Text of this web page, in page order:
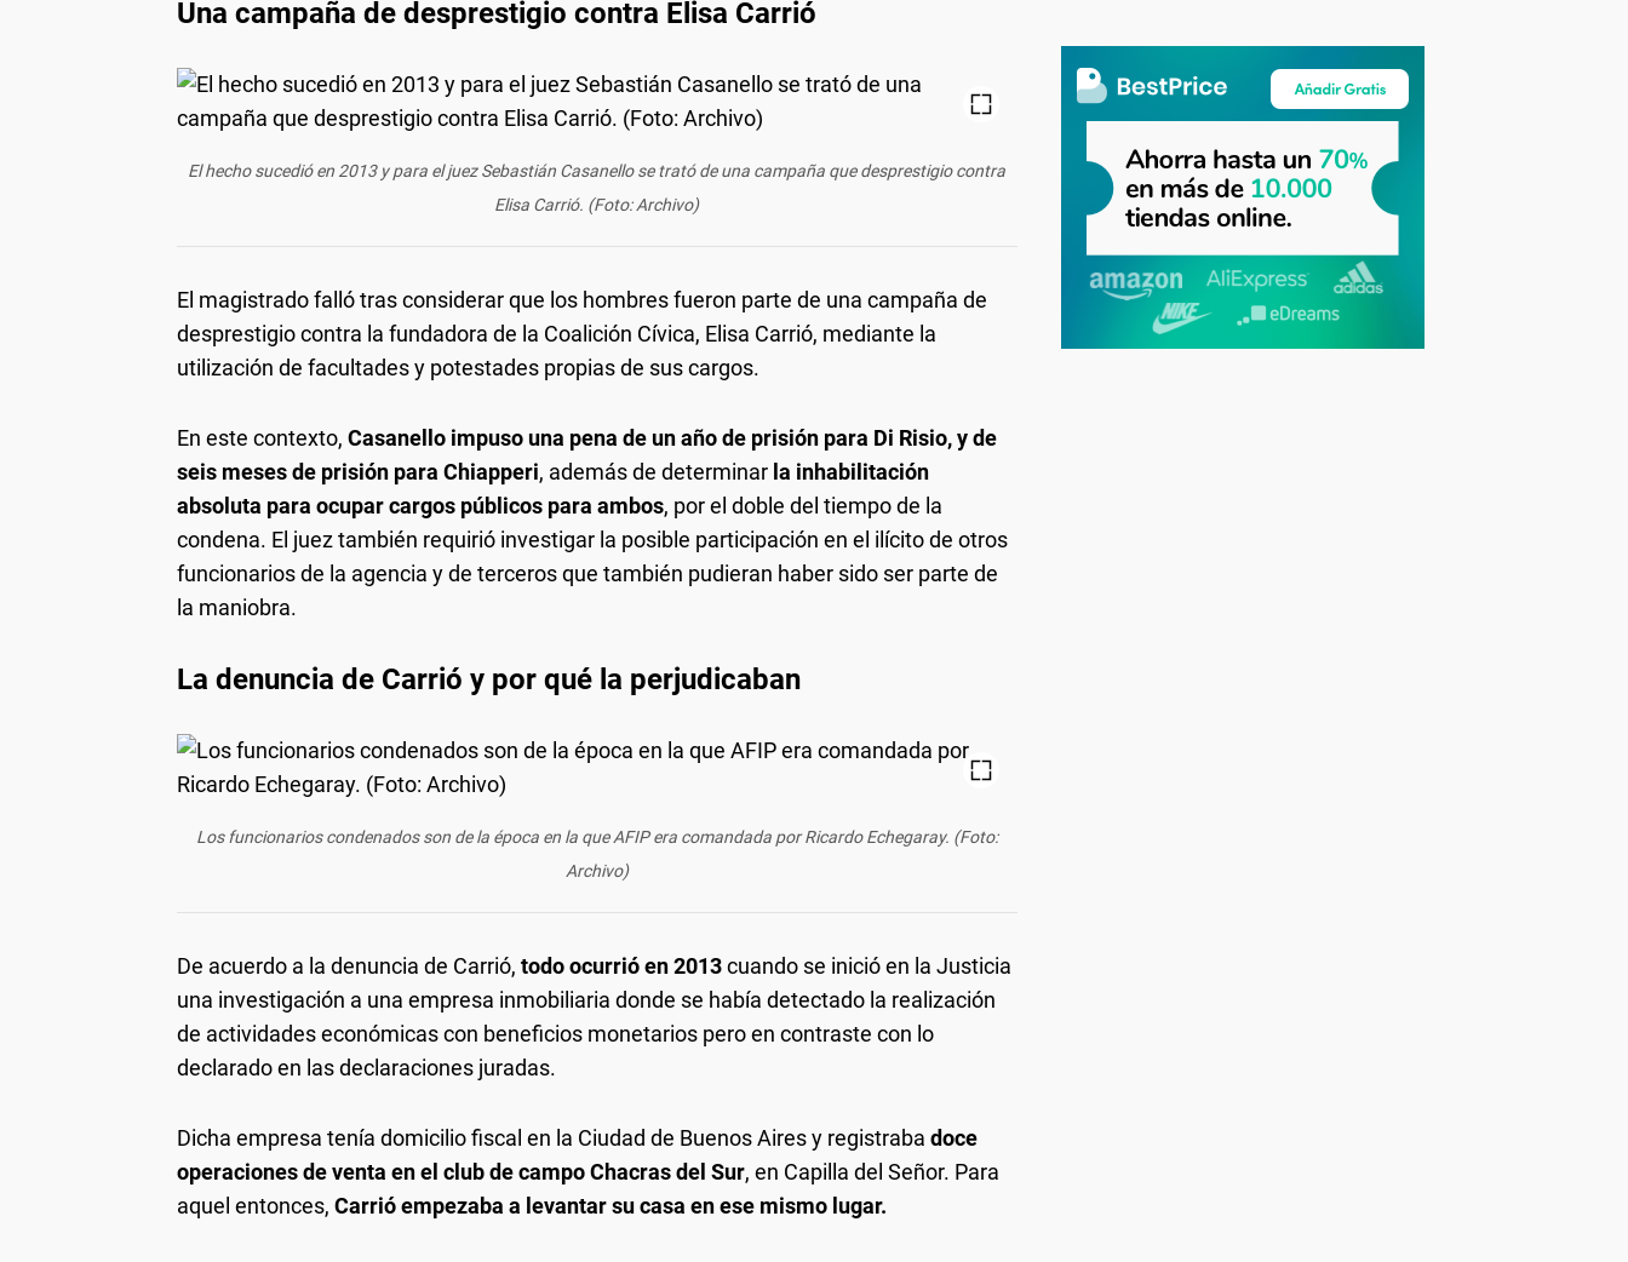
Una campaña de desprestigio contra Elisa Carrió
El hecho sucedió en 2013 y para el juez Sebastián Casanello se trató de una campaña que desprestigio contra
Elisa Carrió. (Foto: Archivo)
El magistrado falló tras considerar que los hombres fueron parte de una campaña de
desprestigio contra la fundadora de la Coalición Cívica, Elisa Carrió, mediante la
utilización de facultades y potestades propias de sus cargos.
En este contexto, Casanello impuso una pena de un año de prisión para Di Risio, y de
seis meses de prisión para Chiapperi, además de determinar la inhabilitación
absoluta para ocupar cargos públicos para ambos, por el doble del tiempo de la
condena. El juez también requirió investigar la posible participación en el ilícito de otros
funcionarios de la agencia y de terceros que también pudieran haber sido ser parte de
la maniobra.
La denuncia de Carrió y por qué la perjudicaban
Los funcionarios condenados son de la época en la que AFIP era comandada por Ricardo Echegaray. (Foto:
Archivo)
De acuerdo a la denuncia de Carrió, todo ocurrió en 2013cuando se inició en la Justicia
una investigación a una empresa inmobiliaria donde se había detectado la realización
de actividades económicas con beneficios monetarios pero en contraste con lo
declarado en las declaraciones juradas.
Dicha empresa tenía domicilio fiscal en la Ciudad de Buenos Aires y registraba doce
operaciones de venta en el club de campo Chacras del Sur, en Capilla del Señor. Para
aquel entonces, Carrió empezaba a levantar su casa en ese mismo lugar.